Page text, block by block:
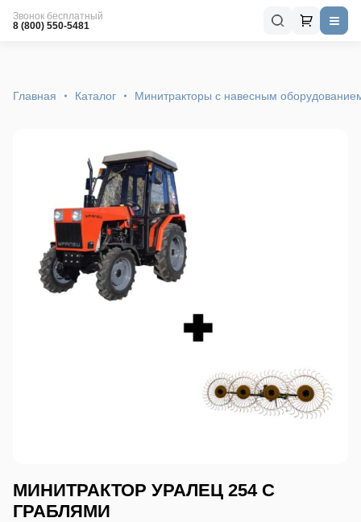
Звонок бесплатный
8 (800) 550-5481
Главная Каталог Минитракторы с навесным
МИНИТРАКТОР УРАЛЕЦ 254 С
ГРАБЛЯМИ